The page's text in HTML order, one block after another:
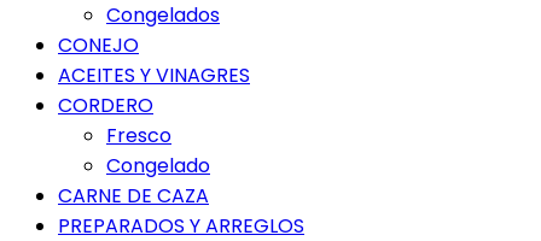
Congelados
CONEJO
ACEITES Y VINAGRES
CORDERO
Fresco
Congelado
CARNE DE CAZA
PREPARADOS Y ARREGLOS